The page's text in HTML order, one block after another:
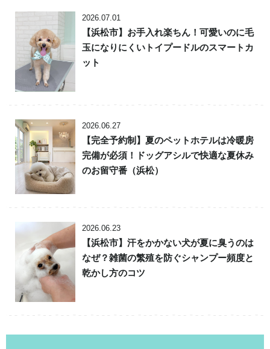
2026.07.01
【浜松市】お手入れ楽ちん！可愛いのに毛
玉になりにくいトイプードルのスマートカ
ット
2026.06.27
【完全予約制】夏のペットホテルは冷暖房
完備が必須！ドッグアシルで快適な夏休み
のお留守番（浜松）
2026.06.23
【浜松市】汗をかかない犬が夏に臭うのは
なぜ？雑菌の繁殖を防ぐシャンプー頻度と
乾かし方のコツ